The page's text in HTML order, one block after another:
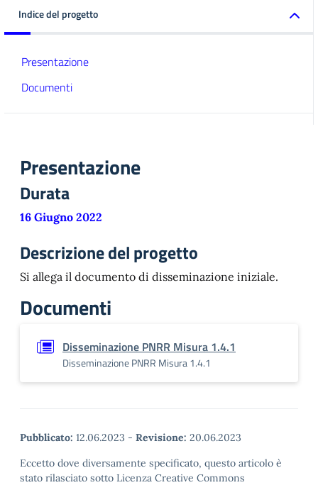
Indice del progetto
Presentazione
Documenti
Presentazione
Durata
16 Giugno 2022
Descrizione del progetto
Si allega il documento di disseminazione iniziale.
Documenti
Disseminazione PNRR Misura 1.4.1
Disseminazione PNRR Misura 1.4.1
Pubblicato: 12.06.2023 - Revisione: 20.06.2023
Eccetto dove diversamente specificato, questo articolo è
stato rilasciato sotto Licenza Creative Commons